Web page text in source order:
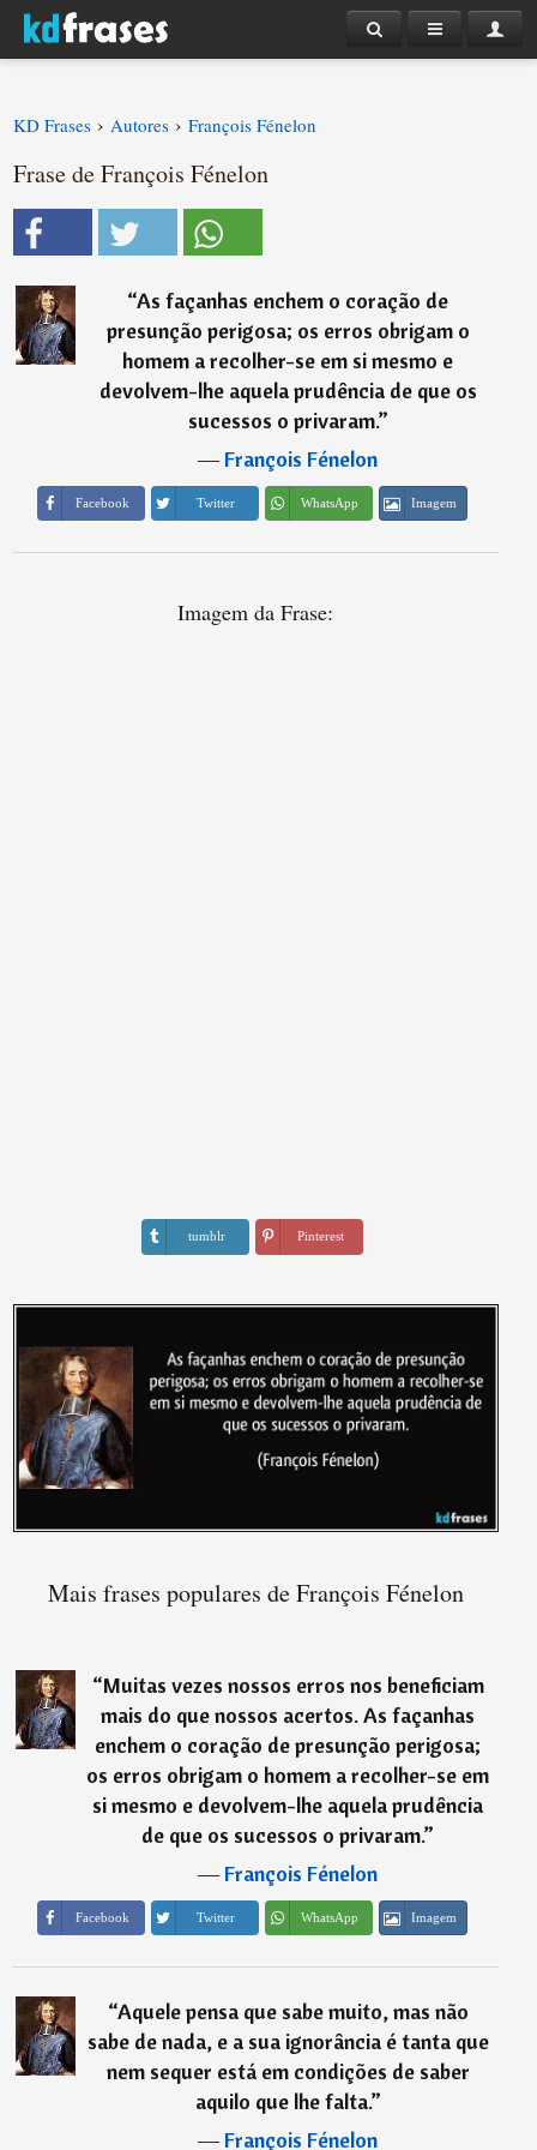
KD Frases › Autores › François Fénelon
Frase de François Fénelon
“As façanhas enchem o coração de
presunção perigosa; os erros obrigam o
homem a recolher-se em si mesmo e
devolvem-lhe aquela prudência de que os
sucessos o privaram.”
―François Fénelon
Facebook Twitter WhatsApp Imagem
Imagem da Frase:
tumblr Pinterest
Mais frases populares de François Fénelon
“Muitas vezes nossos erros nos beneficiam
mais do que nossos acertos. As façanhas
enchem o coração de presunção perigosa;
os erros obrigam o homem a recolher-se em
si mesmo e devolvem-lhe aquela prudência
de que os sucessos o privaram.”
―François Fénelon
Facebook Twitter WhatsApp Imagem
“Aquele pensa que sabe muito, mas não
sabe de nada, e a sua ignorância é tanta que
nem sequer está em condições de saber
aquilo que lhe falta.”
―François Fénelon